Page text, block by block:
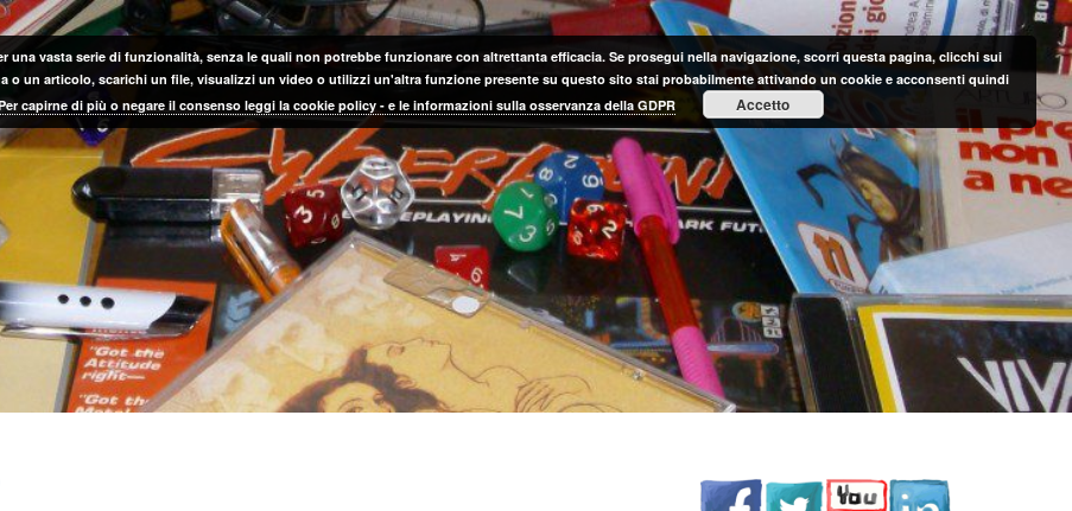
vasta serie di funzionalità, senza le quali non potrebbe funzionare con altrettanta efficacia. Se prosegui nella navigazione, scorri questa pagina, clicchi sui
un articolo, scarichi un file, visualizzi un video o utilizzi un'altra funzione presente su questo sito stai probabilmente attivando un cookie e acconsenti quindi
capirne di più o negare il consenso leggi la cookie policy - e le informazioni sulla osservanza della GDPR Accetto